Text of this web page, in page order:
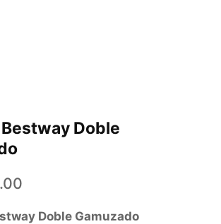
Doble
Doble Gamuzado